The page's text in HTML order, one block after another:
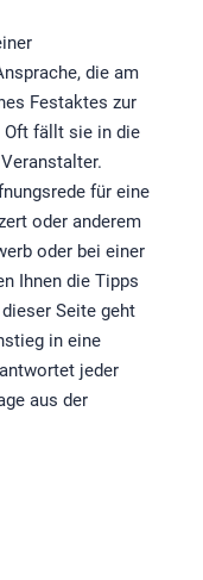
die am
Festaktes zur
Oft fällt sie in die
für eine
oder anderem
oder bei einer
Ihnen die Tipps
Seite geht
in eine
jeder
aus der